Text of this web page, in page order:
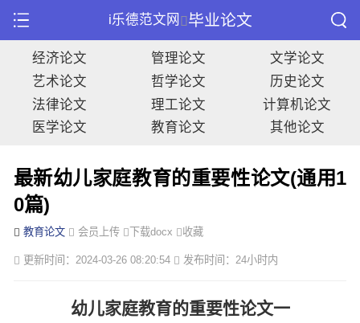
i乐德范文网 毕业论文
经济论文 管理论文
文学论文
艺术论文
哲学论文
历史论文
法律论文
理工论文
计算机论文
医学论文
教育论文 其他论文
最新幼儿家庭教育的重要性论文(通用1
0篇)
教育论文 会员上传 下载docx 收藏
更新时间：2024-03-26 08:20:54 发布时间：24小时内
幼儿家庭教育的重要性论文一